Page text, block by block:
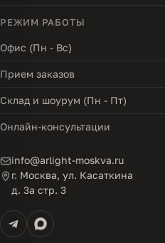
РЕЖИМ РАБОТЫ
Офис (Пн - Вс)
Прием заказов
Склад и шоурум (Пн - Пт)
Онлайн-консультации
info@arlight-moskva.ru
г. Москва, ул. Касаткина
д. 3а стр. 3